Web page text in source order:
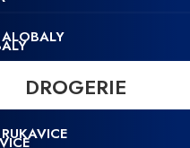
ALOBALY
DROGERIE
RUKAVICE